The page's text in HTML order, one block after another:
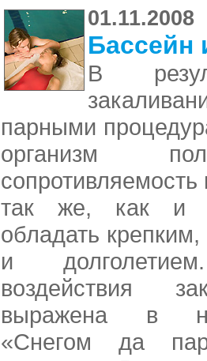
01.11.2008
Бассейн
В
парными
организм
так же, как и
обладать
и
воздействия
выражена в
«Снегом да